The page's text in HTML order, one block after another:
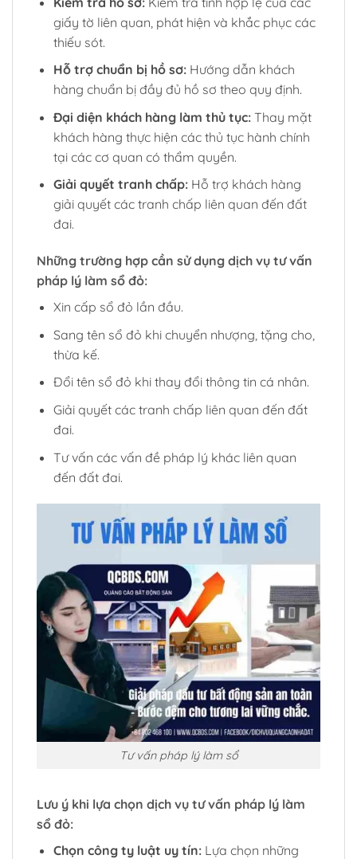
giấy tờ liên quan, phát hiện và khắc phục các
thiếu sót.
Hỗ trợ chuẩn bị hồ sơ:Hướng dẫn khách
hàng chuẩn bị đầy đủ hồ sơ theo quy định.
Đại diện khách hàng làm thủ tục:Thay mặt
khách hàng thực hiện các thủ tục hành chính
tại các cơ quan có thẩm quyền.
Giải quyết tranh chấp:Hỗ trợ khách hàng
giải quyết các tranh chấp liên quan đến đất
đai.
Những trường hợp cần sử dụng dịch vụ tư vấn
pháp lý làm sổ đỏ:
Xin cấp sổ đỏ lần đầu.
Sang tên sổ đỏ khi chuyển nhượng, tặng cho,
thừa kế.
Đổi tên sổ đỏ khi thay đổi thông tin cá nhân.
Giải quyết các tranh chấp liên quan đến đất
đai.
Tư vấn các vấn đề pháp lý khác liên quan
đến đất đai.
Tư vấn pháp lý làm sổ
Lưu ý khi lựa chọn dịch vụ tư vấn pháp lý làm
sổ đỏ:
Chọn công ty luật uy tín:Lựa chọn những